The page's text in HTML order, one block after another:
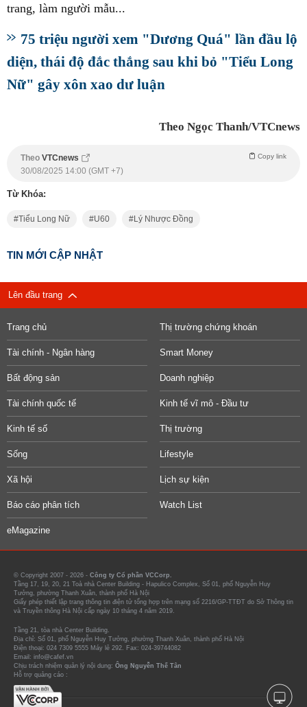
trang, làm người mẫu...
75 triệu người xem "Dương Quá" lần đầu lộ
diện, thái độ đắc thắng sau khi bỏ "Tiểu Long
Nữ" gây xôn xao dư luận
Theo Ngọc Thanh/VTCnews
Theo VTCnews Copy link
30/08/2025 14:00 (GMT +7)
Từ Khóa:
Tiểu Long Nữ U60 Lý Nhược Đồng
TIN MỚI CẬP NHẬT
Lên đầu trang
Trang chủ Thị trường chứng khoán
Tài chính - Ngân hàng Smart Money
Bất động sản Doanh nghiệp
Tài chính quốc tế Kinh tế vĩ mô - Đầu tư
Kinh tế số Thị trường
Sống Lifestyle
Xã hội Lịch sự kiện
Báo cáo phân tích Watch List
eMagazine
© Copyright 2007 - 2026 - Công ty Cổ phần VCCorp.
Tầng 17, 19, 20, 21 Toà nhà Center Building - Hapulico Complex, Số 01, phố Nguyễn Huy
Tưởng, phường Thanh Xuân, thành phố Hà Nội
Giấy phép thiết lập trang thông tin điện tử tổng hợp trên mạng số 2216/GP-TTĐT do Sở Thông tin
và Truyền thông Hà Nội cấp ngày 10 tháng 4 năm 2019.
Tầng 21, tòa nhà Center Building.
Địa chỉ: Số 01, phố Nguyễn Huy Tưởng, phường Thanh Xuân, thành phố Hà Nội
Điện thoại: 024 7309 5555 Máy lẻ 292. Fax: 024-39744082
Email: info@cafef.vn
Chịu trách nhiệm quản lý nội dung: Ông Nguyễn Thế Tân
Hỗ trợ quảng cáo :